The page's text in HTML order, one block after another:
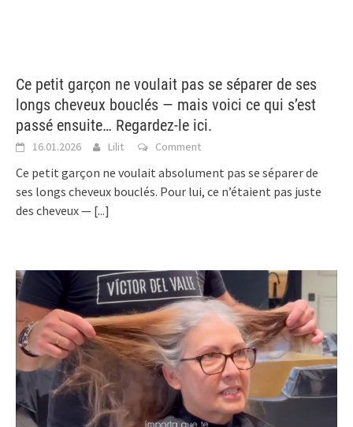
Ce petit garçon ne voulait pas se séparer de ses
longs cheveux bouclés — mais voici ce qui s’est
passé ensuite… Regardez-le ici.
16.01.2026 Lilit Comment
Ce petit garçon ne voulait absolument pas se séparer de
ses longs cheveux bouclés. Pour lui, ce n’étaient pas juste
des cheveux — [...]